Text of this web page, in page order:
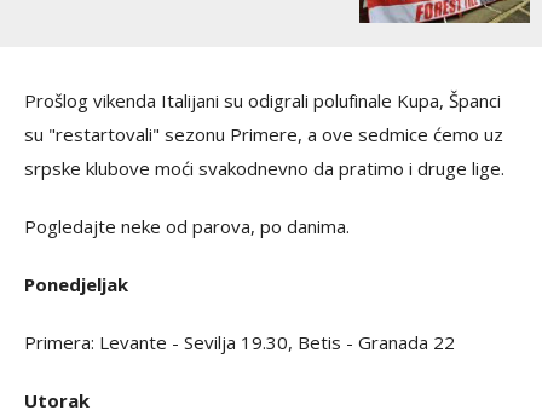
Prošlog vikenda Italijani su odigrali polufinale Kupa, Španci
su "restartovali" sezonu Primere, a ove sedmice ćemo uz
srpske klubove moći svakodnevno da pratimo i druge lige.
Pogledajte neke od parova, po danima.
Ponedjeljak
Primera: Levante - Sevilja 19.30, Betis - Granada 22
Utorak